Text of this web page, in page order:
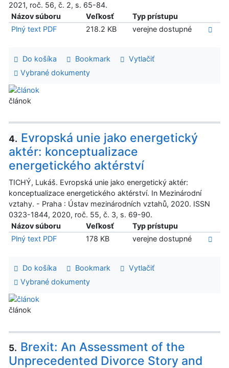
2021, roč. 56, č. 2, s. 65-84.
Názov súboru
Veľkosť
Typ prístupu
Plný text PDF
218.2 KB verejne dostupné
Do košíka Bookmark
Vytlačiť
Vybrané dokumenty
článok
4. Evropská unie jako energetický
aktér: konceptualizace
energetického aktérství
TICHÝ, Lukáš. Evropská unie jako energetický aktér:
konceptualizace energetického aktérství. In Mezinárodní
vztahy. - Praha : Ústav mezinárodních vztahů, 2020. ISSN
0323-1844, 2020, roč. 55, č. 3, s. 69-90.
Názov súboru
Veľkosť
Typ prístupu
Plný text PDF
178 KB verejne dostupné
Do košíka Bookmark
Vytlačiť
Vybrané dokumenty
článok
5. Brexit: An Assessment of the
Unprecedented Divorce Story and